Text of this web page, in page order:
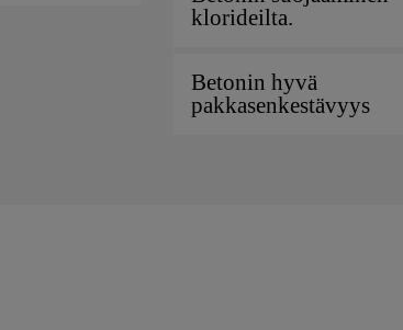
klorideilta.
Betonin hyvä
pakkasenkestävyys